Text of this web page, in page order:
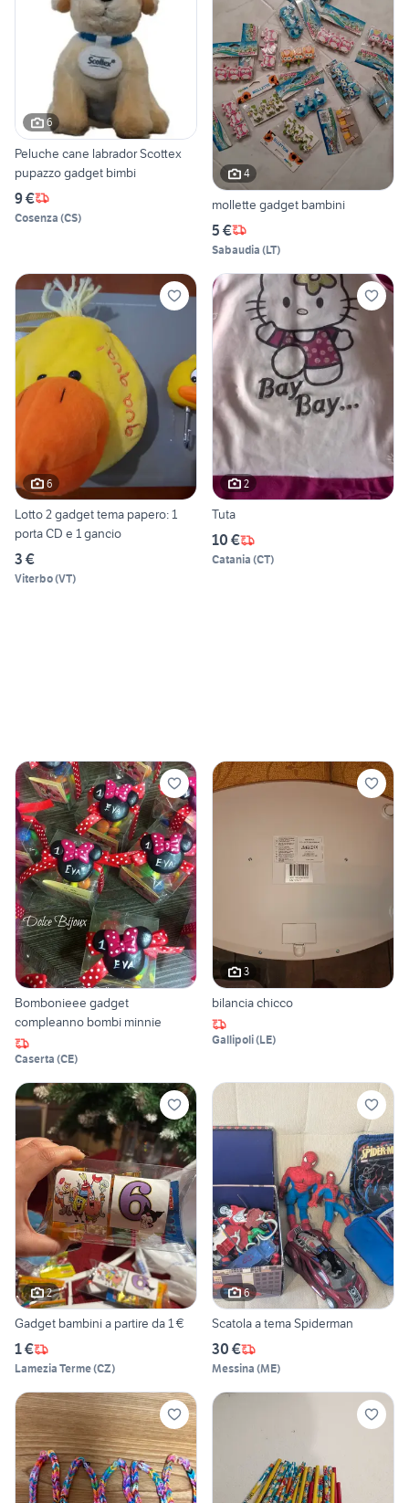
6
Peluche cane labrador Scottex
pupazzo gadget bimbi
9 €
Cosenza (CS)
4
mollette gadget bambini
5 €
Sabaudia (LT)
6
Lotto 2 gadget tema papero: 1
porta CD e 1 gancio
3 €
Viterbo(VT)
2
Tuta
10 €
Catania (CT)
Bombonieee gadget
compleanno bombi minnie
Caserta (CE)
3
bilancia chicco
Gallipoli(LE)
2
Gadget bambini a partire da 1 €
1 €
Lamezia Terme(CZ)
6
Scatola a tema Spiderman
30 €
Messina (ME)